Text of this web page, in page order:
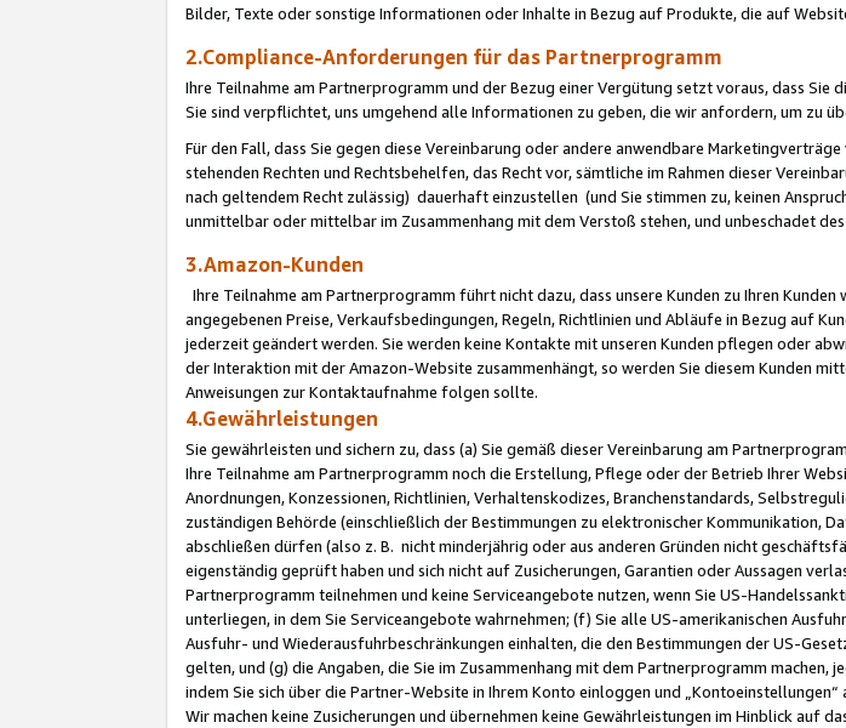
Bilder, Texte oder sonstige Informationen oder Inhalte in Bezug auf Produkte, die auf
2.Compliance-Anforderungen für das Partnerprogramm
Ihre Teilnahme am Partnerprogramm und der Bezug einer Vergütung setzt voraus, dass Sie
Sie sind verpflichtet, uns umgehend alle Informationen zu geben, die wir anfordern, um zu
Für den Fall, dass Sie gegen diese Vereinbarung oder andere anwendbare
stehenden Rechten und Rechtsbehelfen, das Recht vor, sämtliche im Rahmen dieser
nach geltendem Recht zulässig) dauerhaft einzustellen (und Sie stimmen zu, keinen
unmittelbar oder mittelbar im Zusammenhang mit dem Verstoß stehen, und unbeschadet
3.Amazon-Kunden
Ihre Teilnahme am Partnerprogramm führt nicht dazu, dass unsere Kunden zu Ihren
angegebenen Preise, Verkaufsbedingungen, Regeln, Richtlinien und Abläufe in Bezug auf
jederzeit geändert werden. Sie werden keine Kontakte mit unseren Kunden pflegen oder
der Interaktion mit der Amazon-Website zusammenhängt, so werden Sie diesem Kunden
Anweisungen zur Kontaktaufnahme folgen sollte.
4.Gewährleistungen
Sie gewährleisten und sichern zu, dass (a) Sie gemäß dieser Vereinbarung am
Ihre Teilnahme am Partnerprogramm noch die Erstellung, Pflege oder der Betrieb Ihrer
Anordnungen, Konzessionen, Richtlinien, Verhaltenskodizes, Branchenstandards,
zuständigen Behörde (einschließlich der Bestimmungen zu elektronischer Kommunikation,
abschließen dürfen (also z. B. nicht minderjährig oder aus anderen Gründen nicht
eigenständig geprüft haben und sich nicht auf Zusicherungen, Garantien oder Aussagen
Partnerprogramm teilnehmen und keine Serviceangebote nutzen, wenn Sie US-
unterliegen, in dem Sie Serviceangebote wahrnehmen; (f) Sie alle US-amerikanischen
Ausfuhr- und Wiederausfuhrbeschränkungen einhalten, die den Bestimmungen der US-
gelten, und (g) die Angaben, die Sie im Zusammenhang mit dem Partnerprogramm
indem Sie sich über die Partner-Website in Ihrem Konto einloggen und „Kontoeinstellungen“
Wir machen keine Zusicherungen und übernehmen keine Gewährleistungen im Hinblick auf